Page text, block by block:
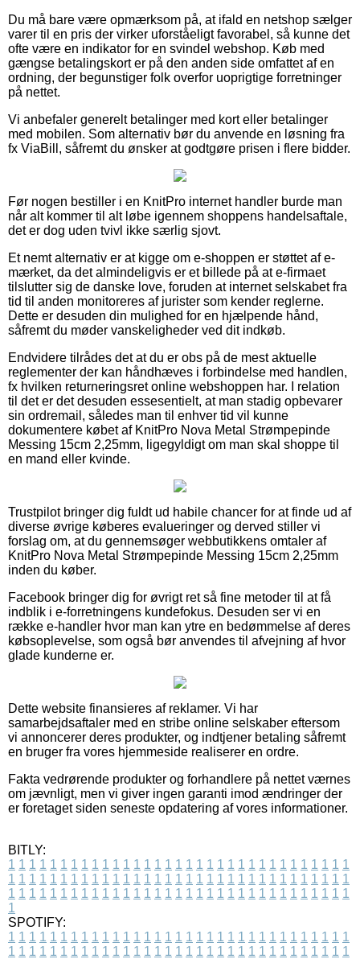
Du må bare være opmærksom på, at ifald en netshop sælger
varer til en pris der virker uforståeligt favorabel, så kunne det
ofte være en indikator for en svindel webshop. Køb med
gængse betalingskort er på den anden side omfattet af en
ordning, der begunstiger folk overfor uoprigtige forretninger
på nettet.
Vi anbefaler generelt betalinger med kort eller betalinger
med mobilen. Som alternativ bør du anvende en løsning fra
fx ViaBill, såfremt du ønsker at godtgøre prisen i flere bidder.
Før nogen bestiller i en KnitPro internet handler burde man
når alt kommer til alt løbe igennem shoppens handelsaftale,
det er dog uden tvivl ikke særlig sjovt.
Et nemt alternativ er at kigge om e-shoppen er støttet af e-
mærket, da det almindeligvis er et billede på at e-firmaet
tilslutter sig de danske love, foruden at internet selskabet fra
tid til anden monitoreres af jurister som kender reglerne.
Dette er desuden din mulighed for en hjælpende hånd,
såfremt du møder vanskeligheder ved dit indkøb.
Endvidere tilrådes det at du er obs på de mest aktuelle
reglementer der kan håndhæves i forbindelse med handlen,
fx hvilken returneringsret online webshoppen har. I relation
til det er det desuden essesentielt, at man stadig opbevarer
sin ordremail, således man til enhver tid vil kunne
dokumentere købet af KnitPro Nova Metal Strømpepinde
Messing 15cm 2,25mm, ligegyldigt om man skal shoppe til
en mand eller kvinde.
Trustpilot bringer dig fuldt ud habile chancer for at finde ud af
diverse øvrige køberes evalueringer og derved stiller vi
forslag om, at du gennemsøger webbutikkens omtaler af
KnitPro Nova Metal Strømpepinde Messing 15cm 2,25mm
inden du køber.
Facebook bringer dig for øvrigt ret så fine metoder til at få
indblik i e-forretningens kundefokus. Desuden ser vi en
række e-handler hvor man kan ytre en bedømmelse af deres
købsoplevelse, som også bør anvendes til afvejning af hvor
glade kunderne er.
Dette website finansieres af reklamer. Vi har
samarbejdsaftaler med en stribe online selskaber eftersom
vi annoncerer deres produkter, og indtjener betaling såfremt
en bruger fra vores hjemmeside realiserer en ordre.
Fakta vedrørende produkter og forhandlere på nettet værnes
om jævnligt, men vi giver ingen garanti imod ændringer der
er foretaget siden seneste opdatering af vores informationer.
BITLY:
1 1 1 1 1 1 1 1 1 1 1 1 1 1 1 1 1 1 1 1 1 1 1 1 1 1 1 1 1 1 1 1 1
1 1 1 1 1 1 1 1 1 1 1 1 1 1 1 1 1 1 1 1 1 1 1 1 1 1 1 1 1 1 1 1 1
1 1 1 1 1 1 1 1 1 1 1 1 1 1 1 1 1 1 1 1 1 1 1 1 1 1 1 1 1 1 1 1 1
1
SPOTIFY:
1 1 1 1 1 1 1 1 1 1 1 1 1 1 1 1 1 1 1 1 1 1 1 1 1 1 1 1 1 1 1 1 1
1 1 1 1 1 1 1 1 1 1 1 1 1 1 1 1 1 1 1 1 1 1 1 1 1 1 1 1 1 1 1 1 1